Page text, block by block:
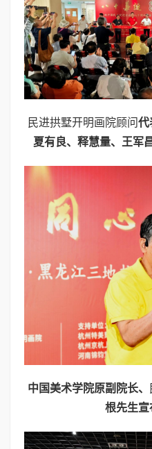
民进拱墅开明画院顾问代
夏有良、释慧量、王军
中国美术学院原副院长、
根先生宣